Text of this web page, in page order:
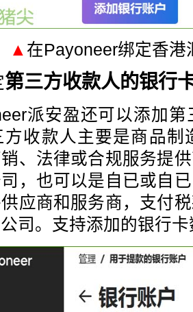
▲ 在Payoneer绑定香港
第三方收款人的银行
派安盈还可以添加第
收款人主要是商品制
、法律或合规服务提
，也可以是自已或自
应商和服务商，支付
司。支持添加的银行